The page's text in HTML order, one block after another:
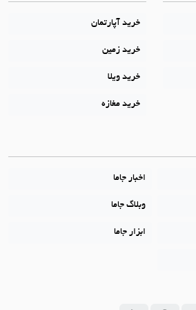
خرید آپارتمان
خرید زمین
خرید ویلا
خرید مغازه
اخبار جاما
وبلاگ جاما
ابزار جاما